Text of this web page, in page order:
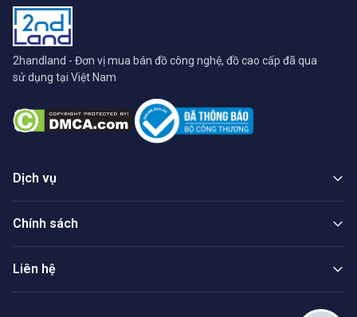
2handland - Đơn vị mua bán đồ công nghệ, đồ cao cấp đã qua
sử dụng tại Việt Nam
Dịch vụ
Chính sách
Liên hệ